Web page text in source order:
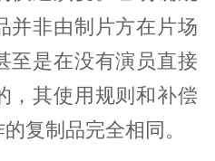
并非由制片方在片场
至是在没有演员直接
，其使用规则和补偿
复制品完全相同。